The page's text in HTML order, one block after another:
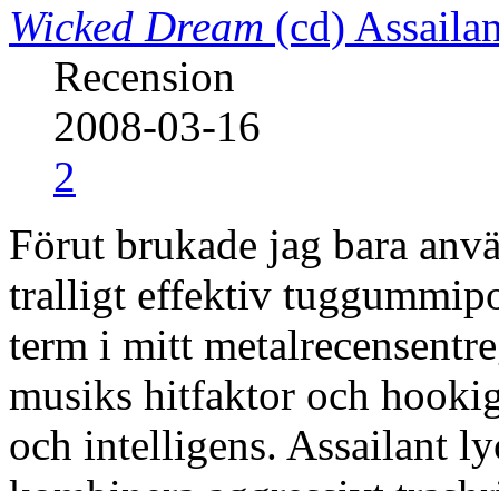
Wicked Dream (cd)
Recension
2008-03-16
2
Förut brukade jag bara
tralligt effektiv
term i mitt
musiks hitfaktor och
och intelligens. Assailant